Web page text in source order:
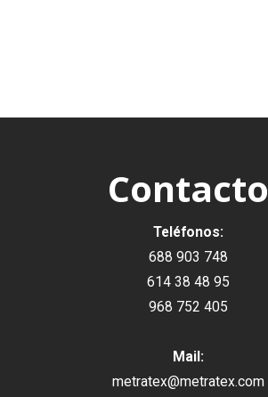
Contacto
Teléfonos:
688 903 748
614 38 48 95
968 752 405
Mail:
metratex@metratex.com